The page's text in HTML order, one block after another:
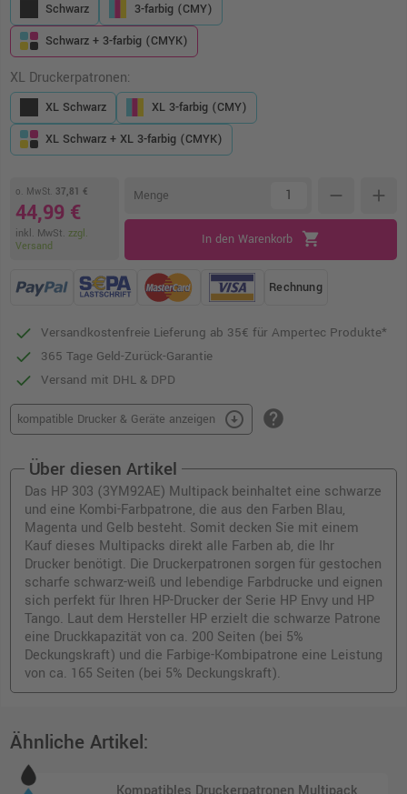
Schwarz
3-farbig (CMY)
Schwarz + 3-farbig (CMYK)
XL Druckerpatronen:
XL Schwarz
XL 3-farbig (CMY)
XL Schwarz + XL 3-farbig (CMYK)
o. MwSt. 37,81 €
44,99 €
inkl. MwSt. zzgl.
Versand
Menge remove add
In den Warenkorb shopping_cart
Rechnung
Versandkostenfreie Lieferung ab 35€ für Ampertec Produkte*
365 Tage Geld-Zurück-Garantie
Versand mit DHL & DPD
kompatible Drucker & Geräte anzeigen arrow_circle_down help
Über diesen Artikel
Das HP 303 (3YM92AE) Multipack beinhaltet eine schwarze
und eine Kombi-Farbpatrone, die aus den Farben Blau,
Magenta und Gelb besteht. Somit decken Sie mit einem
Kauf dieses Multipacks direkt alle Farben ab, die Ihr
Drucker benötigt. Die Druckerpatronen sorgen für gestochen
scharfe schwarz-weiß und lebendige Farbdrucke und eignen
sich perfekt für Ihren HP-Drucker der Serie HP Envy und HP
Tango. Laut dem Hersteller HP erzielt die schwarze Patrone
eine Druckkapazität von ca. 200 Seiten (bei 5%
Deckungskraft) und die Farbige-Kombipatrone eine Leistung
von ca. 165 Seiten (bei 5% Deckungskraft).
Ähnliche Artikel: